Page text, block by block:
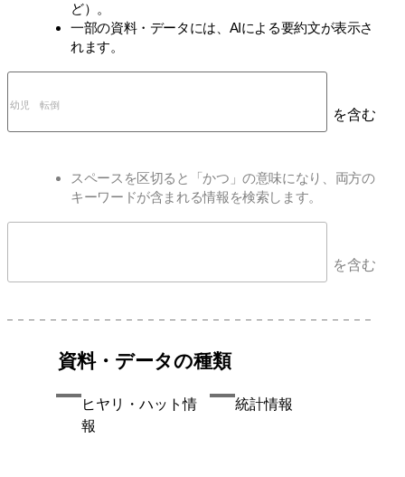
ど）。
一部の資料・データには、AIによる要約文が表示さ
れます。
を含む
スペースを区切ると「かつ」の意味になり、両方の
キーワードが含まれる情報を検索します。
を含む
資料・データの種類
ヒヤリ・ハット情
報
統計情報